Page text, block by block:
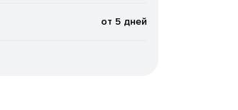
от 5 дней